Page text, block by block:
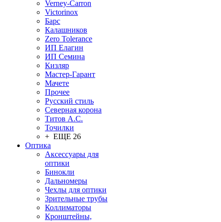
Verney-Carron
Victorinox
Барс
Калашников
Zero Tolerance
ИП Елагин
ИП Семина
Кизляр
Мастер-Гарант
Мачете
Прочее
Русский стиль
Северная корона
Титов А.С.
Точилки
+ ЕЩЕ 26
Оптика
Аксессуары для
оптики
Бинокли
Дальномеры
Чехлы для оптики
Зрительные трубы
Коллиматоры
Кронштейны,